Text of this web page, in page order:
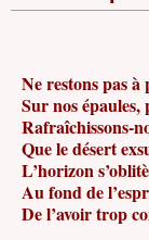
Ne restons pas à
Sur nos épaules,
Rafraîchissons-
Que le désert
L’horizon
Au fond de
De l’avoir trop